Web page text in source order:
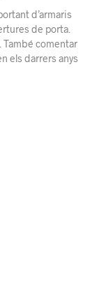
d’armaris
de porta.
comentar
els darrers anys